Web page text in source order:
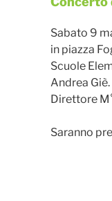
Sabato 9
in piazza
Scuole
Andrea
Direttore
Saranno